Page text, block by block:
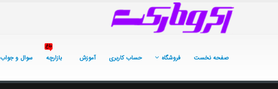
صفحه نخست فروشگاه حساب کاربری آموزش بازارچه
داغ
سوال و جواب